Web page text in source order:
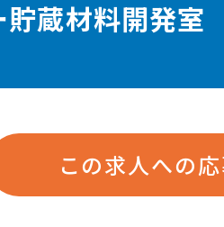
蔵材料開発
この求人への